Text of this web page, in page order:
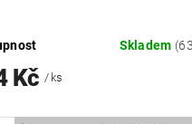
Skladem
Kč/ ks